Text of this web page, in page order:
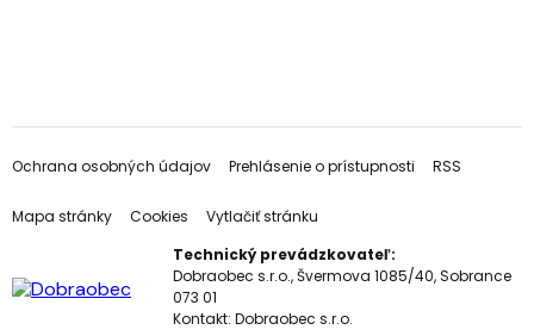
Ochrana osobných údajov Prehlásenie o prístupnosti RSS
Mapa stránky Cookies
Vytlačiť stránku
Technický prevádzkovateľ:
Dobraobec s.r.o., Švermova 1085/40, Sobrance
073 01
Kontakt: Dobraobec s.r.o.